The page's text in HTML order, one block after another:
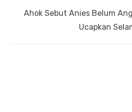
Next
Ahok Sebut Anies Belum
Ucapkan